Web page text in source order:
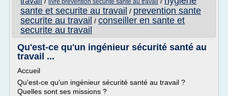
livre prevention securite sante au travail
sante et securite au travail / prevention sante
securite au travail / conseiller en sante et
securite au travail
Qu'est-ce qu'un ingénieur sécurité santé au
travail ...
Accueil
Qu'est-ce qu'un ingénieur sécurité santé au travail ?
Quelles sont ses missions ?